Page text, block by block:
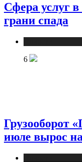
Сфера услуг
грани спада
6
Грузооборот
июле вырос